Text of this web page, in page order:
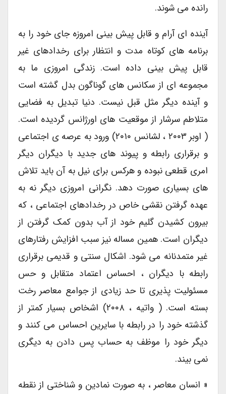
رانده می شوند.
آینده ای آرام و قابل پیش بینی امروزه جای خود را به
برنامه های کوتاه مدت و انتظار برای رخدادهای غیر
قابل پیش بینی داده است. زندگی امروزی ما به
مجموعه ای از سکانس های گوناگون بدل گشته است
و آینده دیگر مثل قبل نیست. دنیا تبدیل به فضایی
متلاطم سرشار از موقعیت های اورژانس گردیده است.
( اوبر ۲۰۰۳ ، لشانس ۲۰۱۰) ورود به عرصه ی اجتماعی
و برقراری رابطه و پیوند های جدید با دیگران دیگر
امری قطعی نبوده و هرکس برای نیل به آن باید تلاش
های بسیاری صورت دهد. نگرانی امروزی دیگر نه به
عهده گرفتن نقشی خاص در رخدادهای اجتماعی ، که
بیرون کشیدن گلیم خود از آب بدون کمک گرفتن از
دیگران است. همین مساله نیز سبب افزایش رفتارهای
غیر متمدنانه می شود. اشکال سنتی و قدیمی برقراری
رابطه با دیگران ، احساس اعتماد متقابل و حس
مسئولیت پذیری تا حد زیادی از جوامع معاصر رخت
بسته است. ( واتیه ، ۲۰۰۸) اشخاص بسیار کمتر از
گذشته خود را در رابطه با سایرین احساس می کنند و
دیگر خود را موظف به حساب پس دادن به دیگری
نمی بیند.
« انسان معاصر ، به صورت نمادین و شناختی از نقطه